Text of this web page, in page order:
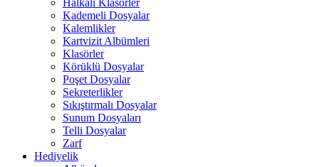
Kademeli Dosyalar
Kalemlikler
Kartvizit Albümleri
Klasörler
Körüklü Dosyalar
Poşet Dosyalar
Sekreterlikler
Sıkıştırmalı Dosyalar
Sunum Dosyaları
Telli Dosyalar
Zarf
Hediyelik